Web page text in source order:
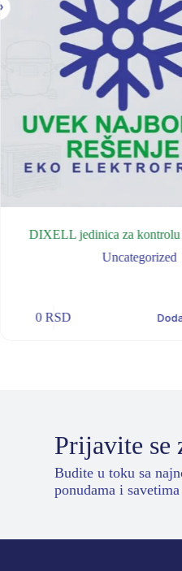
DIXELL jedinica za
Uncategorized
0RSD
Prijavite se
Budite u toku sa
ponudama i